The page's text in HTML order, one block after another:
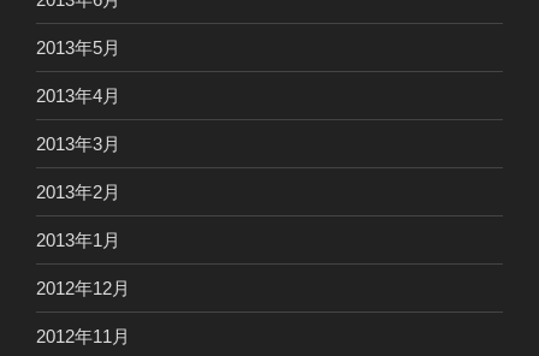
2013年5月
2013年4月
2013年3月
2013年2月
2013年1月
2012年12月
2012年11月